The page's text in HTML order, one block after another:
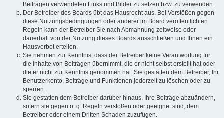
Beiträgen verwendeten Links und Bilder zu setzen bzw. zu verwenden.
Der Betreiber des Boards übt das Hausrecht aus. Bei Verstößen gegen
diese Nutzungsbedingungen oder anderer im Board veröffentlichten
Regeln kann der Betreiber Sie nach Abmahnung zeitweise oder
dauerhaft von der Nutzung dieses Boards ausschließen und Ihnen ein
Hausverbot erteilen.
Sie nehmen zur Kenntnis, dass der Betreiber keine Verantwortung für
die Inhalte von Beiträgen übernimmt, die er nicht selbst erstellt hat oder
die er nicht zur Kenntnis genommen hat. Sie gestatten dem Betreiber, Ihr
Benutzerkonto, Beiträge und Funktionen jederzeit zu löschen oder zu
sperren.
Sie gestatten dem Betreiber darüber hinaus, Ihre Beiträge abzuändern,
sofern sie gegen o. g. Regeln verstoßen oder geeignet sind, dem
Betreiber oder einem Dritten Schaden zuzufügen.